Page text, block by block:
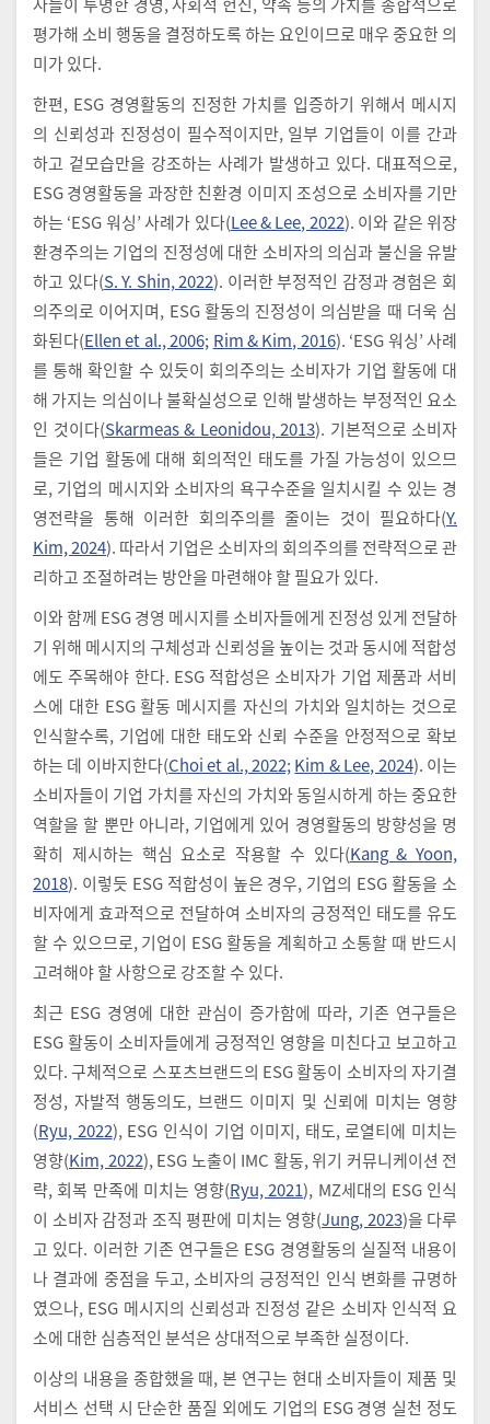
평가해 소비 행동을 결정하도록 하는 요인이므로 매우 중요한 의
미가 있다.
한편, ESG 경영활동의 진정한 가치를 입증하기 위해서 메시지
의 신뢰성과 진정성이 필수적이지만, 일부 기업들이 이를 간과
하고 겉모습만을 강조하는 사례가 발생하고 있다. 대표적으로,
ESG 경영활동을 과장한 친환경 이미지 조성으로 소비자를 기만
하는 ‘ESG 워싱’ 사례가 있다(Lee & Lee, 2022). 이와 같은 위장
환경주의는 기업의 진정성에 대한 소비자의 의심과 불신을 유발
하고 있다(S. Y. Shin, 2022). 이러한 부정적인 감정과 경험은 회
의주의로 이어지며, ESG 활동의 진정성이 의심받을 때 더욱 심
화된다(Ellen et al., 2006; Rim & Kim, 2016). ‘ESG 워싱’ 사례
를 통해 확인할 수 있듯이 회의주의는 소비자가 기업 활동에 대
해 가지는 의심이나 불확실성으로 인해 발생하는 부정적인 요소
인 것이다(Skarmeas & Leonidou, 2013). 기본적으로 소비자
들은 기업 활동에 대해 회의적인 태도를 가질 가능성이 있으므
로, 기업의 메시지와 소비자의 욕구수준을 일치시킬 수 있는 경
영전략을 통해 이러한 회의주의를 줄이는 것이 필요하다(Y.
Kim, 2024). 따라서 기업은 소비자의 회의주의를 전략적으로 관
리하고 조절하려는 방안을 마련해야 할 필요가 있다.
이와 함께 ESG 경영 메시지를 소비자들에게 진정성 있게 전달하
기 위해 메시지의 구체성과 신뢰성을 높이는 것과 동시에 적합성
에도 주목해야 한다. ESG 적합성은 소비자가 기업 제품과 서비
스에 대한 ESG 활동 메시지를 자신의 가치와 일치하는 것으로
인식할수록, 기업에 대한 태도와 신뢰 수준을 안정적으로 확보
하는 데 이바지한다(Choi et al., 2022;Kim & Lee, 2024). 이는
소비자들이 기업 가치를 자신의 가치와 동일시하게 하는 중요한
역할을 할 뿐만 아니라, 기업에게 있어 경영활동의 방향성을 명
확히 제시하는 핵심 요소로 작용할 수 있다(Kang & Yoon,
2018). 이렇듯 ESG 적합성이 높은 경우, 기업의 ESG 활동을 소
비자에게 효과적으로 전달하여 소비자의 긍정적인 태도를 유도
할 수 있으므로, 기업이 ESG 활동을 계획하고 소통할 때 반드시
고려해야 할 사항으로 강조할 수 있다.
최근 ESG 경영에 대한 관심이 증가함에 따라, 기존 연구들은
ESG 활동이 소비자들에게 긍정적인 영향을 미친다고 보고하고
있다. 구체적으로 스포츠브랜드의 ESG 활동이 소비자의 자기결
정성, 자발적 행동의도, 브랜드 이미지 및 신뢰에 미치는 영향
(Ryu, 2022), ESG 인식이 기업 이미지, 태도, 로열티에 미치는
영향(Kim, 2022), ESG 노출이 IMC 활동, 위기 커뮤니케이션 전
략, 회복 만족에 미치는 영향(Ryu, 2021), MZ세대의 ESG 인식
이 소비자 감정과 조직 평판에 미치는 영향(Jung, 2023)을 다루
고 있다. 이러한 기존 연구들은 ESG 경영활동의 실질적 내용이
나 결과에 중점을 두고, 소비자의 긍정적인 인식 변화를 규명하
였으나, ESG 메시지의 신뢰성과 진정성 같은 소비자 인식적 요
소에 대한 심층적인 분석은 상대적으로 부족한 실정이다.
이상의 내용을 종합했을 때, 본 연구는 현대 소비자들이 제품 및
서비스 선택 시 단순한 품질 외에도 기업의 ESG 경영 실천 정도